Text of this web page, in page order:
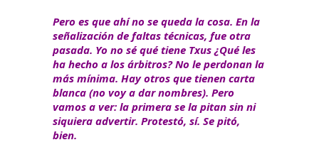
Pero es que ahí no se queda la cosa. En la
señalización de faltas técnicas, fue otra
pasada. Yo no sé qué tiene Txus ¿Qué les
ha hecho a los árbitros? No le perdonan la
más mínima. Hay otros que tienen carta
blanca (no voy a dar nombres). Pero
vamos a ver: la primera se la pitan sin ni
siquiera advertir. Protestó, sí. Se pitó,
bien.